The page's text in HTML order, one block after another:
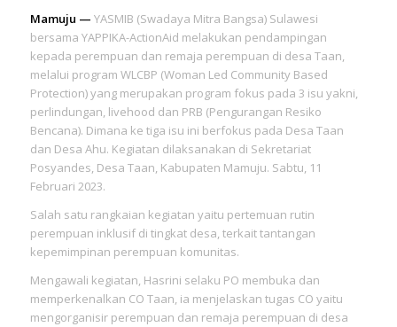
Mamuju — YASMIB (Swadaya Mitra Bangsa) Sulawesi
bersama YAPPIKA-ActionAid melakukan pendampingan
kepada perempuan dan remaja perempuan di desa Taan,
melalui program WLCBP (Woman Led Community Based
Protection) yang merupakan program fokus pada 3 isu yakni,
perlindungan, livehood dan PRB (Pengurangan Resiko
Bencana). Dimana ke tiga isu ini berfokus pada Desa Taan
dan Desa Ahu. Kegiatan dilaksanakan di Sekretariat
Posyandes, Desa Taan, Kabupaten Mamuju. Sabtu, 11
Februari 2023.
Salah satu rangkaian kegiatan yaitu pertemuan rutin
perempuan inklusif di tingkat desa, terkait tantangan
kepemimpinan perempuan komunitas.
Mengawali kegiatan, Hasrini selaku PO membuka dan
memperkenalkan CO Taan, ia menjelaskan tugas CO yaitu
mengorganisir perempuan dan remaja perempuan di desa